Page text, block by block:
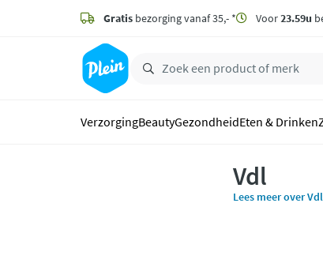
zoeken
hoofdinhoud
Gratis bezorging vanaf 35,- * Voor23.59u
VerzorgingBeautyGezondheidEten & Drinken
Vdl
Lees meer over Vdl